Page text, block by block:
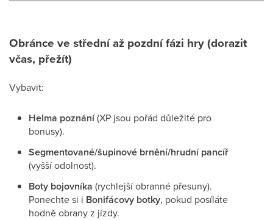
Obránce ve střední až pozdní fázi hry (dorazit
včas, přežít)
Vybavit:
Helma poznání(XP jsou pořád důležité pro
bonusy).
Segmentované/šupinové brnění/hrudní pancíř
(vyšší odolnost).
Boty bojovníka (rychlejší obranné přesuny).
Ponechte si i Bonifácovy botky, pokud posíláte
hodně obrany z jízdy.